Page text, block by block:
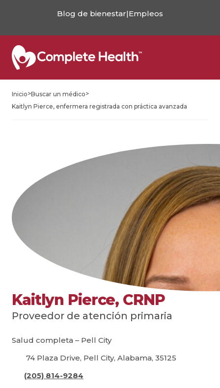
Blog de bienestar|Empleos
Inicio>Buscar un médico>
Kaitlyn Pierce, enfermera registrada con práctica avanzada
Kaitlyn Pierce, CRNP
Proveedor de atención primaria
Salud completa – Pell City
74 Plaza Drive, Pell City, Alabama, 35125
(205) 814-9284